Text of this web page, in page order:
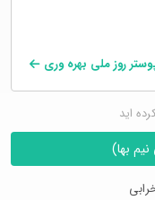
روز ملی بهره وری
اید
بها)